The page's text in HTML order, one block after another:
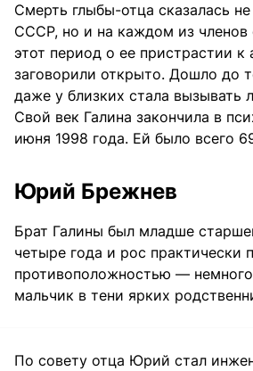
Смерть глыбы-отца сказалась
СССР, но и на каждом из
этот период о ее пристрастии к
заговорили открыто. Дошло до
даже у близких стала вызывать
Свой век Галина закончила в
июня 1998 года. Ей было всего
Юрий Брежнев
Брат Галины был младше
четыре года и рос практически
противоположностью —
мальчик в тени ярких
По совету отца Юрий стал